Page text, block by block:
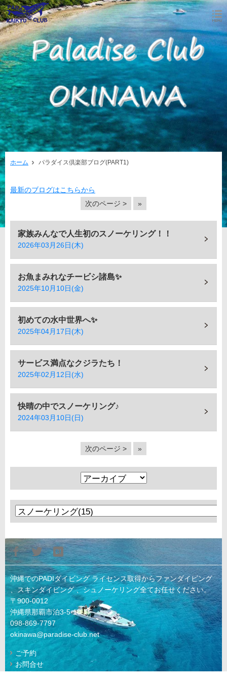
ホーム パラダイス倶楽部ブログ(PART1)
最新のブログはこちらから
次のページ >
»
家族みんなで人生初のスノーケリング！！
2026年03月26日(木)
お魚まみれなチービシ諸島✨
2025年10月10日(金)
初めての水中世界へ✨
2025年04月17日(木)
サービス満点なクジラたち！
2025年02月12日(水)
快晴の中でスノーケリング♪
2024年03月10日(日)
次のページ > »
沖縄でのPADIダイビング ライセンス取得からファンダイビング
、スキンダイビング 、シュノーケリング全てお任せください。
〒900-0012
沖縄県那覇市泊3-5-10-1F
098-869-7797
okinawa@paradise-club.net
ご予約
お問合せ